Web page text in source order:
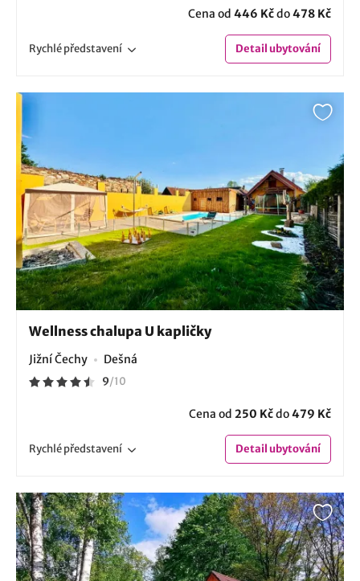
Cena od 446 Kčdo478 Kč
Rychlépředstavení Detailubytování
Wellness chalupa U kapličky
Jižní Čechy Dešná
9/10
Cena od 250 Kčdo479 Kč
Rychlépředstavení Detailubytování